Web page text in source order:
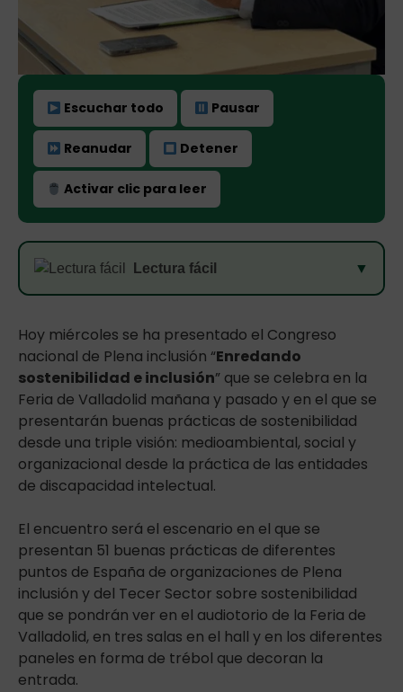
Escuchar todo Pausar
Reanudar Detener
Activar clic para leer
Lectura fácil ▼
Hoy miércoles se ha presentado el Congreso
nacional de Plena inclusión “Enredando
sostenibilidad e inclusión” que se celebra en la
Feria de Valladolid mañana y pasado y en el que se
presentarán buenas prácticas de sostenibilidad
desde una triple visión: medioambiental, social y
organizacional desde la práctica de las entidades
de discapacidad intelectual.
El encuentro será el escenario en el que se
presentan 51 buenas prácticas de diferentes
puntos de España de organizaciones de Plena
inclusión y del Tecer Sector sobre sostenibilidad
que se pondrán ver en el audiotorio de la Feria de
Valladolid, en tres salas en el hall y en los diferentes
paneles en forma de trébol que decoran la
entrada.